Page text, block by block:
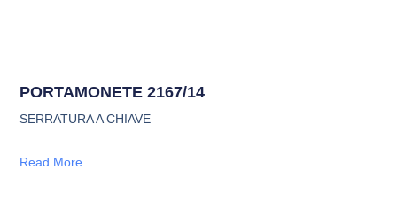
PORTAMONETE 2167/14
SERRATURA A CHIAVE
Read More